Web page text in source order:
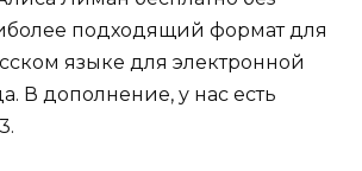
подходящий формат для
языке для электронной
В дополнение, у нас есть